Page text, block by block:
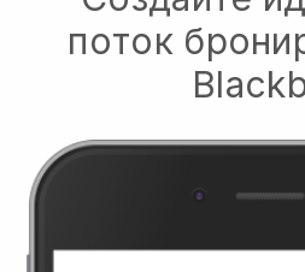
поток